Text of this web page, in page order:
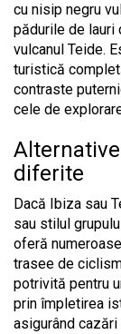
cu nisip negru
pădurile de lauri
vulcanul Teide.
turistică
contraste
cele de
diferite
Dacă Ibiza sau
sau stilul
oferă
trasee de
potrivită pentru
prin împletirea
asigurând